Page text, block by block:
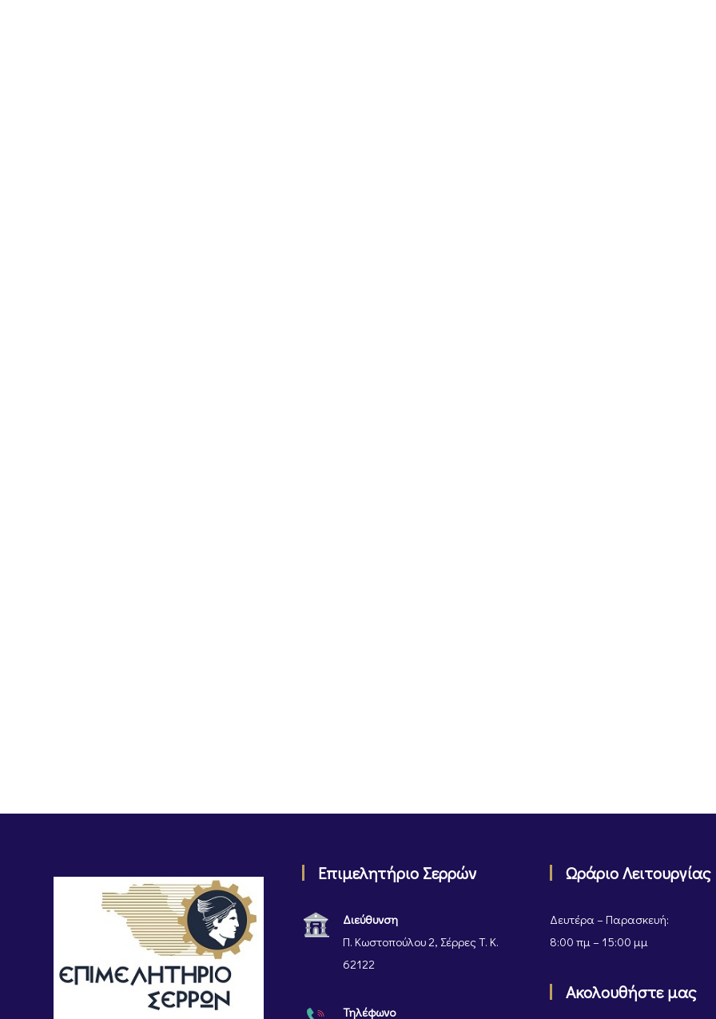
Επιμελητήριο Σερρών
Διεύθυνση
Π. Κωστοπούλου 2, Σέρρες Τ. Κ.
62122
Τηλέφωνο
Ωράριο Λειτουργίας
Δευτέρα – Παρασκευή:
8:00 πμ – 15:00 μμ
Ακολουθήστε μας